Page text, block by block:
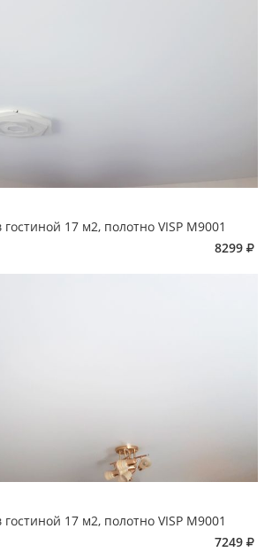
17 м2, полотно VISP M9001
8299
17 м2, полотно VISP M9001
7249